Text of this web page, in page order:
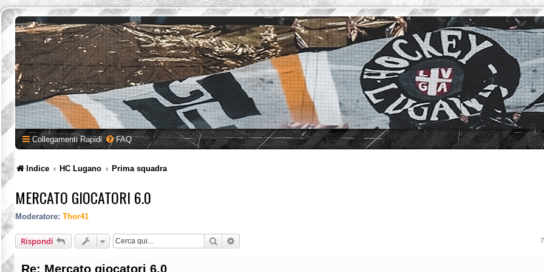
Collegamenti Rapidi FAQ
Indice HC Lugano Prima squadra
MERCATO GIOCATORI 6.0
Moderatore: Thor41
Rispondi Cerca
Re: Mercato giocatori 6.0